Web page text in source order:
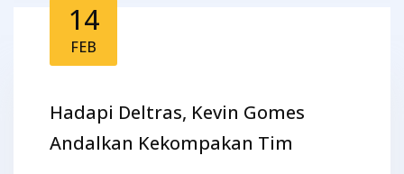
14
FEB
Hadapi Deltras, Kevin Gomes
Andalkan Kekompakan Tim